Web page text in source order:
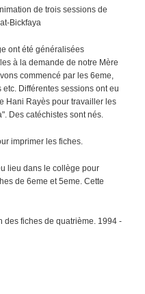
de trois sessions de
Bickfaya
ont été généralisées
à la demande de notre Mère
commencé par les 6eme,
Différentes sessions ont eu
Hani Rayès pour travailler les
Des catéchistes sont nés.
imprimer les fiches.
lieu dans le collège pour
de 6eme et 5eme. Cette
des fiches de quatrième. 1994 -